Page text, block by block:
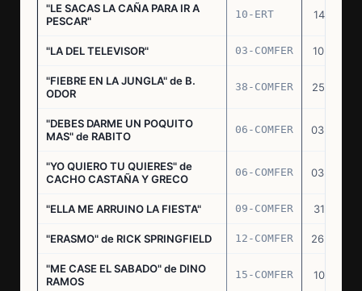
"LE SACAS LA CAÑA PARA IR A
PESCAR"
10-ERT 14.07.71
"LA DEL TELEVISOR" 03-COMFER 10.01.73
"FIEBRE EN LA JUNGLA" de B.
ODOR
38-COMFER 25.10.73
"DEBES DARME UN POQUITO
MAS" de RABITO
06-COMFER 03.05.74
"YO QUIERO TU QUIERES" de
CACHO CASTAÑA Y GRECO
06-COMFER 03.05.74
"ELLA ME ARRUINO LA FIESTA" 09-COMFER 31.07.74
"ERASMO" de RICK SPRINGFIELD 12-COMFER 26.09.74
"ME CASE EL SABADO" de DINO
RAMOS
15-COMFER 10.10.74